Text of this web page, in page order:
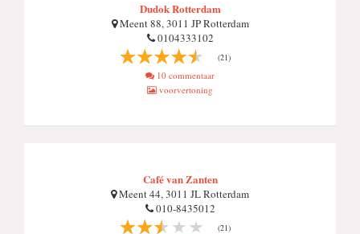
Dudok Rotterdam
Meent 88, 3011 JP Rotterdam
0104333102
(21)
10 commentaar
voorvertoning
Café van Zanten
Meent 44, 3011 JL Rotterdam
010-8435012
(21)